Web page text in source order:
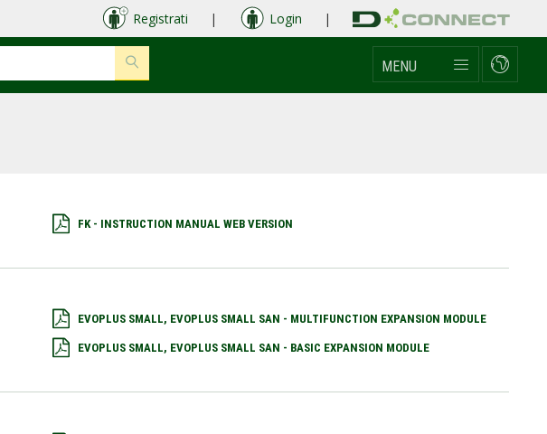
Registrati | Login |
MENU
FK - INSTRUCTION MANUAL WEB VERSION
EVOPLUS SMALL, EVOPLUS SMALL SAN - MULTIFUNCTION EXPANSION MODULE
EVOPLUS SMALL, EVOPLUS SMALL SAN - BASIC EXPANSION MODULE